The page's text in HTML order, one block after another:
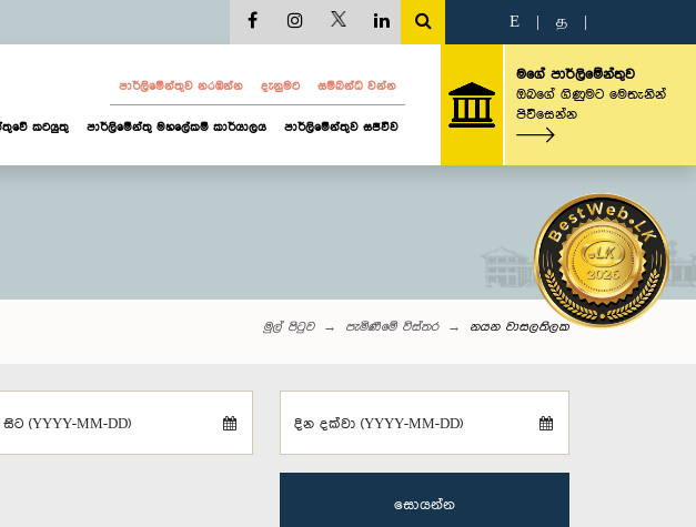
E த
පාර්ලි‌මේන්තුව නරඹන්න දැනුමට සම්බන්ධ වන්න
කටයුතු පාර්ලිමේන්තු මහලේකම් කාර්යාලය පාර්ලිමේන්තුව සජීවීව
මගේ පාර්ලිමේන්තුව
ඔබගේ ගිණුමට මෙතැනින්
පිවිසෙන්න
මුල් පිටුව පැමිණීමේ විස්තර නයන වාසලතිලක
(YYYY-MM-DD) දින දක්වා (YYYY-MM-DD)
සොයන්න